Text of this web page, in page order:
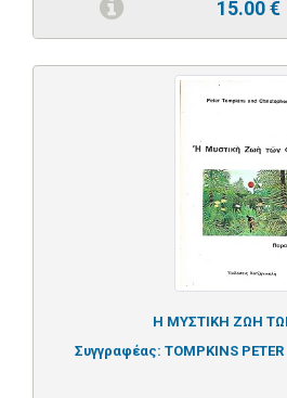
15.00€
Η ΜΥΣΤΙΚΗ ΖΩΗ
Συγγραφέας: TOMPKINS